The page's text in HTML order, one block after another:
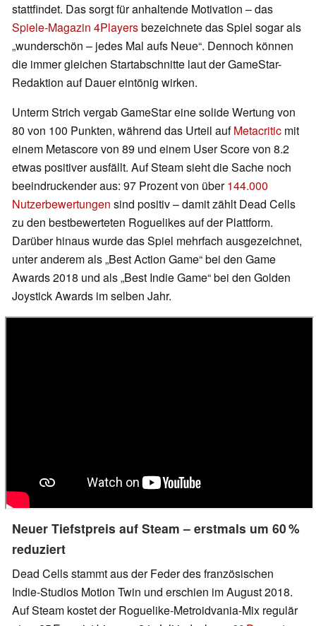
stattfindet. Das sorgt für anhaltende Motivation – das
Spiele‑Magazin 4Playersbezeichnete das Spiel sogar als
„wunderschön – jedes Mal aufs Neue“. Dennoch können
die immer gleichen Startabschnitte laut der GameStar-
Redaktion auf Dauer eintönig wirken.
Unterm Strich vergab GameStar eine solide Wertung von
80 von 100 Punkten, während das Urteil aufMetacritic mit
einem Metascore von 89 und einem User Score von 8.2
etwas positiver ausfällt. Auf Steam sieht die Sache noch
beeindruckender aus: 97 Prozent von über144.000
Nutzerbewertungen sind positiv – damit zählt Dead Cells
zu den bestbewerteten Roguelikes auf der Plattform.
Darüber hinaus wurde das Spiel mehrfach ausgezeichnet,
unter anderem als „Best Action Game“ bei den Game
Awards 2018 und als „Best Indie Game“ bei den Golden
Joystick Awards im selben Jahr.
Neuer Tiefstpreis auf Steam – erstmals um 60 %
reduziert
Dead Cells stammt aus der Feder des französischen
Indie-Studios Motion Twin und erschien im August 2018.
Auf Steam kostet der Roguelike-Metroidvania-Mix regulär